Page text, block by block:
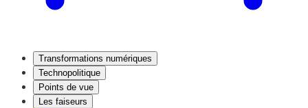
Transformations numériques
Technopolitique
Points de vue
Les faiseurs